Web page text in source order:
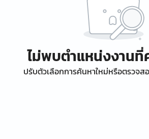
ไม่พบตำแหน่งงาน
ปรับตัวเลือกการค้นหาใหม่หรือตรวจ